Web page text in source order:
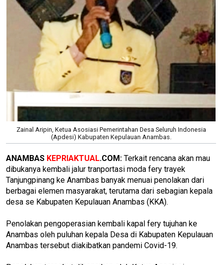
Zainal Aripin, Ketua Asosiasi Pemerintahan Desa Seluruh Indonesia
(Apdesi) Kabupaten Kepulauan Anambas.
ANAMBAS KEPRIAKTUAL.COM: Terkait rencana akan mau
dibukanya kembali jalur tranportasi moda fery trayek
Tanjungpinang ke Anambas banyak menuai penolakan dari
berbagai elemen masyarakat, terutama dari sebagian kepala
desa se Kabupaten Kepulauan Anambas (KKA).
Penolakan pengoperasian kembali kapal fery tujuhan ke
Anambas oleh puluhan kepala Desa di Kabupaten Kepulauan
Anambas tersebut diakibatkan pandemi Covid-19.